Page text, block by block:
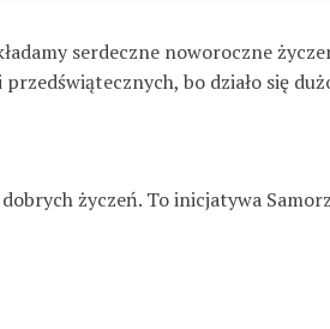
serdeczne noworoczne
bo działo się
życzeń. To inicjatywa